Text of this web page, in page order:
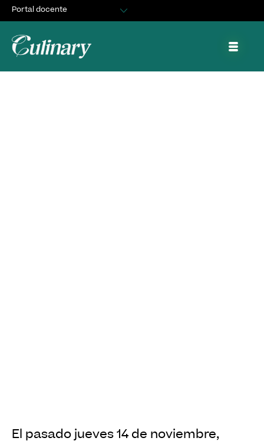
Portal docente
Portal de trabajo y prácticas
El pasado jueves 14 de noviembre,